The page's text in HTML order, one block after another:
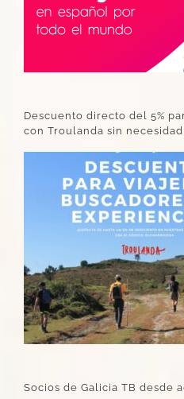
Descuento directo del 5%
con Troulanda sin
Socios de Galicia TB desde